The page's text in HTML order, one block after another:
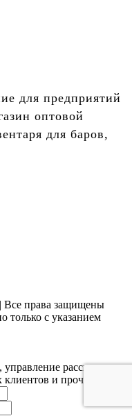
для предприятий
оптовой
для баров,
права защищены
только с указанием
управление рассылками,
и прочее.